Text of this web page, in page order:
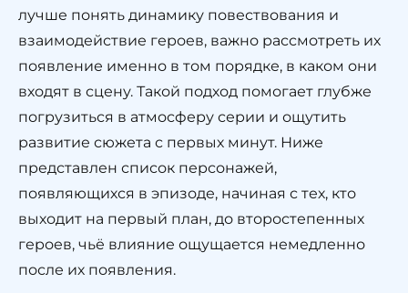
лучше понять динамику повествования и
взаимодействие героев, важно рассмотреть их
появление именно в том порядке, в каком они
входят в сцену. Такой подход помогает глубже
погрузиться в атмосферу серии и ощутить
развитие сюжета с первых минут. Ниже
представлен список персонажей,
появляющихся в эпизоде, начиная с тех, кто
выходит на первый план, до второстепенных
героев, чьё влияние ощущается немедленно
после их появления.